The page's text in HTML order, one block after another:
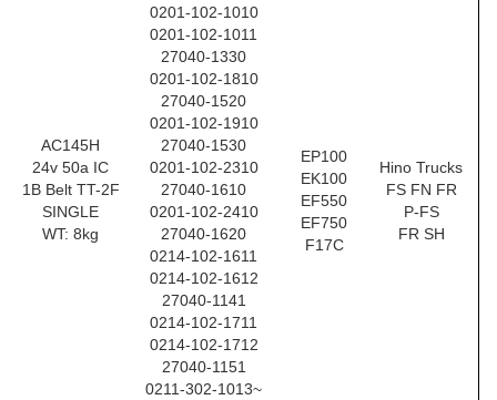
AC145H
24v 50a IC
1B Belt TT-2F
SINGLE
WT: 8kg
0201-102-1010
0201-102-1011
27040-1330
0201-102-1810
27040-1520
0201-102-1910
27040-1530
0201-102-2310
27040-1610
0201-102-2410
27040-1620
0214-102-1611
0214-102-1612
27040-1141
0214-102-1711
0214-102-1712
27040-1151
EP100
EK100
EF550
EF750
F17C
Hino Trucks
FS FN FR
P-FS
FR SH
0211-302-1013~